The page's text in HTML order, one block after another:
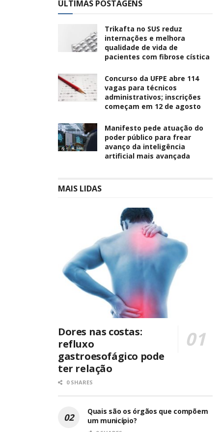
ÚLTIMAS POSTAGENS
Trikafta no SUS reduz
internações e melhora
qualidade de vida de
pacientes com fibrose cística
Concurso da UFPE abre 114
vagas para técnicos
administrativos; inscrições
começam em 12 de agosto
Manifesto pede atuação do
poder público para frear
avanço da inteligência
artificial mais avançada
MAIS LIDAS
Dores nas costas:
refluxo
gastroesofágico pode
ter relação
0 SHARES
Quais são os órgãos que compõem
um município?